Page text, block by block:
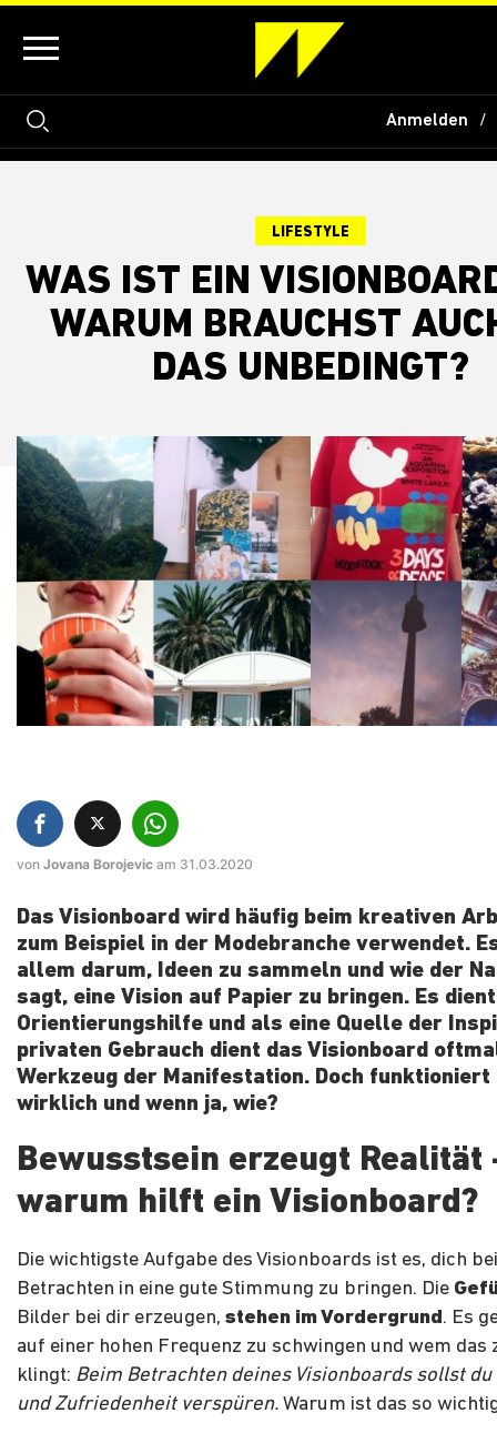
Anmelden
LIFESTYLE
WAS IST EIN
WARUM BRAUCHST
DAS UNBEDINGT?
von Jovana Borojevic am 31.03.2020
Das Visionboard wird häufig beim kreativen
zum Beispiel in der Modebranche verwendet.
allem darum, Ideen zu sammeln und wie der
sagt, eine Vision auf Papier zu bringen. Es
Orientierungshilfe und als eine Quelle der
privaten Gebrauch dient das Visionboard
Werkzeug der Manifestation. Doch funktioniert
wirklich und wenn ja, wie?
Bewusstsein erzeugt Realität
warum hilft ein Visionboard?
Die wichtigste Aufgabe des Visionboards ist es, dich
Betrachten in eine gute Stimmung zu bringen. Die
Bilder bei dir erzeugen, stehen im Vordergrund. Es
auf einer hohen Frequenz zu schwingen und wem
klingt: Beim Betrachten deines Visionboards sollst
und Zufriedenheit verspüren. Warum ist das so